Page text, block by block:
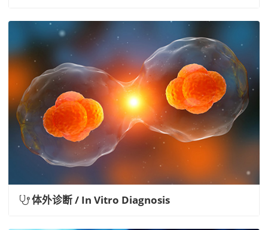
体外诊断 / In Vitro Diagnosis